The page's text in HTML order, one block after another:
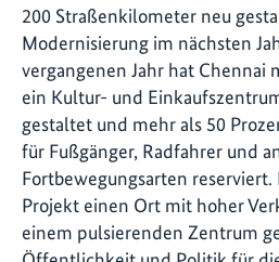
200 Straßenkilometer neu
Modernisierung im nächsten
vergangenen Jahr hat Chennai
ein Kultur- und
gestaltet und mehr als 50
für Fußgänger, Radfahrer und
Fortbewegungsarten reserviert.
Projekt einen Ort mit hoher
einem pulsierenden Zentrum